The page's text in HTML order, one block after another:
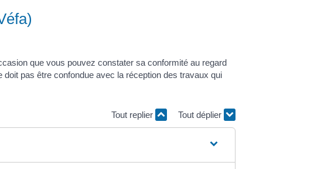
que vous pouvez constater sa conformité au regard
pas être confondue avec la réception des travaux qui
Tout replier Tout déplier